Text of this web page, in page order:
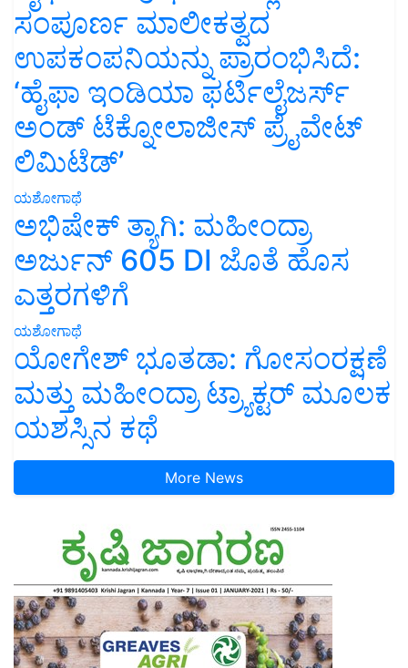
ಸಂಪೂರ್ಣ ಮಾಲೀಕತ್ವದ
ಉಪಕಂಪನಿಯನ್ನು ಪ್ರಾರಂಭಿಸಿದೆ:
‘ಹೈಫಾ ಇಂಡಿಯಾ ಫರ್ಟಿಲೈಜರ್ಸ್
ಅಂಡ್ ಟೆಕ್ನೋಲಾಜೀಸ್ ಪ್ರೈವೇಟ್
ಲಿಮಿಟೆಡ್’
ಯಶೋಗಾಥೆ
ಅಭಿಷೇಕ್ ತ್ಯಾಗಿ: ಮಹೀಂದ್ರಾ
ಅರ್ಜುನ್ 605 DI ಜೊತೆ ಹೊಸ
ಎತ್ತರಗಳಿಗೆ
ಯಶೋಗಾಥೆ
ಯೋಗೇಶ್ ಭೂತಡಾ: ಗೋಸಂರಕ್ಷಣೆ
ಮತ್ತು ಮಹೀಂದ್ರಾ ಟ್ರ್ಯಾಕ್ಟರ್ ಮೂಲಕ
ಯಶಸ್ಸಿನ ಕಥೆ
More News